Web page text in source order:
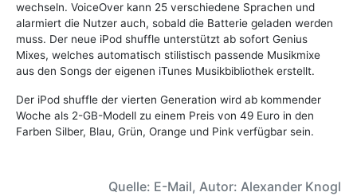
wechseln. VoiceOver kann 25 verschiedene Sprachen und
alarmiert die Nutzer auch, sobald die Batterie geladen werden
muss. Der neue iPod shuffle unterstützt ab sofort Genius
Mixes, welches automatisch stilistisch passende Musikmixe
aus den Songs der eigenen iTunes Musikbibliothek erstellt.
Der iPod shuffle der vierten Generation wird ab kommender
Woche als 2-GB-Modell zu einem Preis von 49 Euro in den
Farben Silber, Blau, Grün, Orange und Pink verfügbar sein.
Quelle: E-Mail, Autor: Alexander Knogl